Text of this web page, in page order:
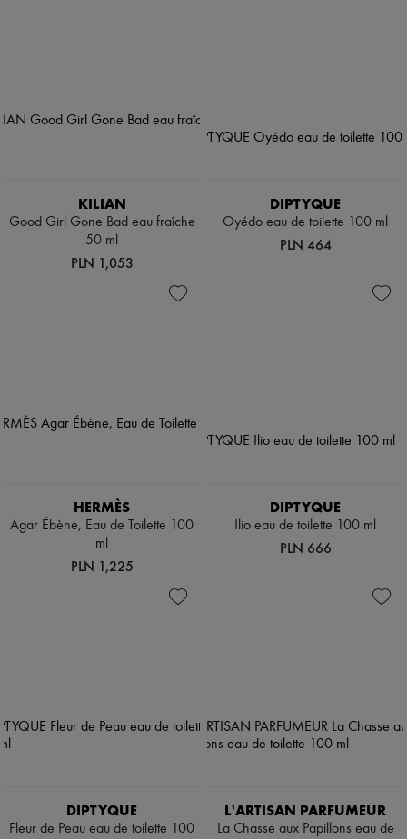
KILIAN
Good Girl Gone Bad eau fraîche
50 ml
PLN 1,053
DIPTYQUE
Oyédo eau de toilette 100 ml
PLN 464
HERMÈS
Agar Ébène, Eau de Toilette 100
ml
PLN 1,225
DIPTYQUE
Ilio eau de toilette 100 ml
PLN 666
DIPTYQUE
Fleur de Peau eau de toilette 100
L'ARTISAN PARFUMEUR
La Chasse aux Papillons eau de